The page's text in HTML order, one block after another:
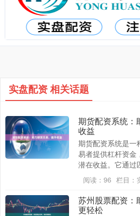
实盘配资 相关话题
期货配资系统：
收益
期货配资系统是一
易者提供杠杆资金
潜在收益。它通过
为交易者提供资金
场机会。 期货配....
阅读： 96 栏目：
苏州股票配资：
更轻松